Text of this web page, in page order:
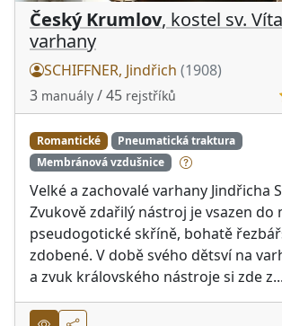
Český Krumlov, kostel sv.
varhany
SCHIFFNER, Jindřich (1908)
3 manuály / 45 rejstříků
Romantické
Pneumatická traktura
Membránová vzdušnice
Velké a zachovalé varhany Jindřicha
Zvukově zdařilý nástroj je vsazen do
pseudogotické skříně, bohatě
zdobené. V době svého dětsví na
a zvuk královského nástroje si zde z...